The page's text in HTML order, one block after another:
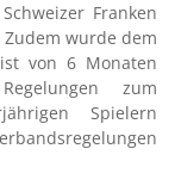
Franken
Zudem wurde dem
von 6 Monaten
zum
Spielern